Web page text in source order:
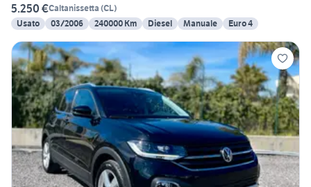
5.250 €Caltanissetta (CL)
Usato
03/2006 240000 Km Diesel Manuale Euro 4